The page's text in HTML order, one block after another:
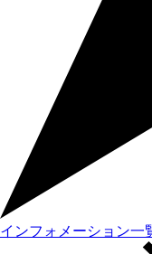
インフォメーション一